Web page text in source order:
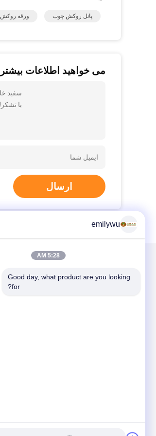
پانل روکش چوب ورقه
می خواهید اطلاعات
سفید
با تشکر!
ارسال
emilywu
5:28 AM
Good day, what product are you looking
for?